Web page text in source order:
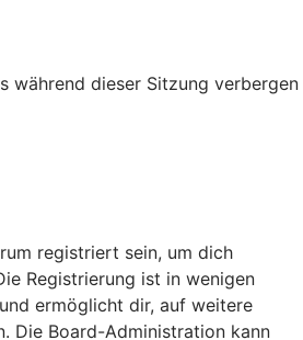
während dieser Sitzung verbergen
registriert sein, um dich
Registrierung ist in wenigen
ermöglicht dir, auf weitere
Die Board-Administration kann